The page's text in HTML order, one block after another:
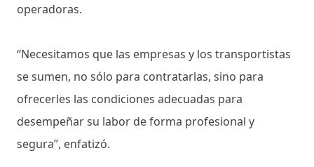
operadoras.
“Necesitamos que las empresas y los transportistas
se sumen, no sólo para contratarlas, sino para
ofrecerles las condiciones adecuadas para
desempeñar su labor de forma profesional y
segura”, enfatizó.